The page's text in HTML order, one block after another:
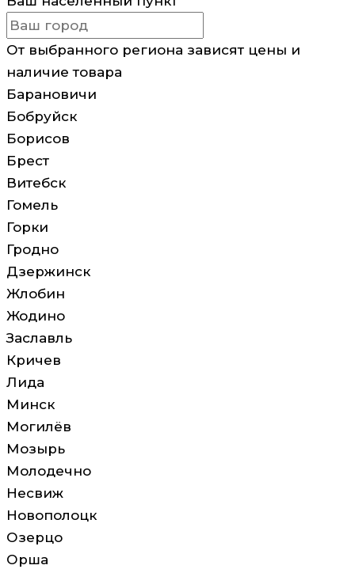
От выбранного региона зависят цены и
наличие товара
Барановичи
Бобруйск
Борисов
Брест
Витебск
Гомель
Горки
Гродно
Дзержинск
Жлобин
Жодино
Заславль
Кричев
Лида
Минск
Могилёв
Мозырь
Молодечно
Несвиж
Новополоцк
Озерцо
Орша